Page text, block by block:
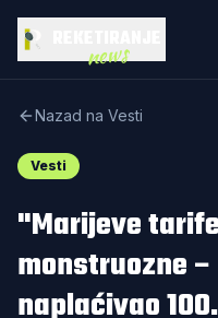
news
Nazad na Vesti
Vesti
"Marijeve
monstruozne
naplaćivao